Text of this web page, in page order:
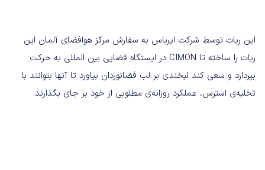
این ربات توسط شرکت ایرباس به سفارش مرکز هوافضای آلمان این
ربات را ساخته تا CIMON در ایستگاه فضایی بین المللی به حرکت
بپردازد و سعی کند لبخندی بر لب فضانوردان بیاورد تا آنها بتوانند با
تخلیه‌ی استرس، عملکرد روزانه‌ی مطلوبی از خود بر جای بگذارند.